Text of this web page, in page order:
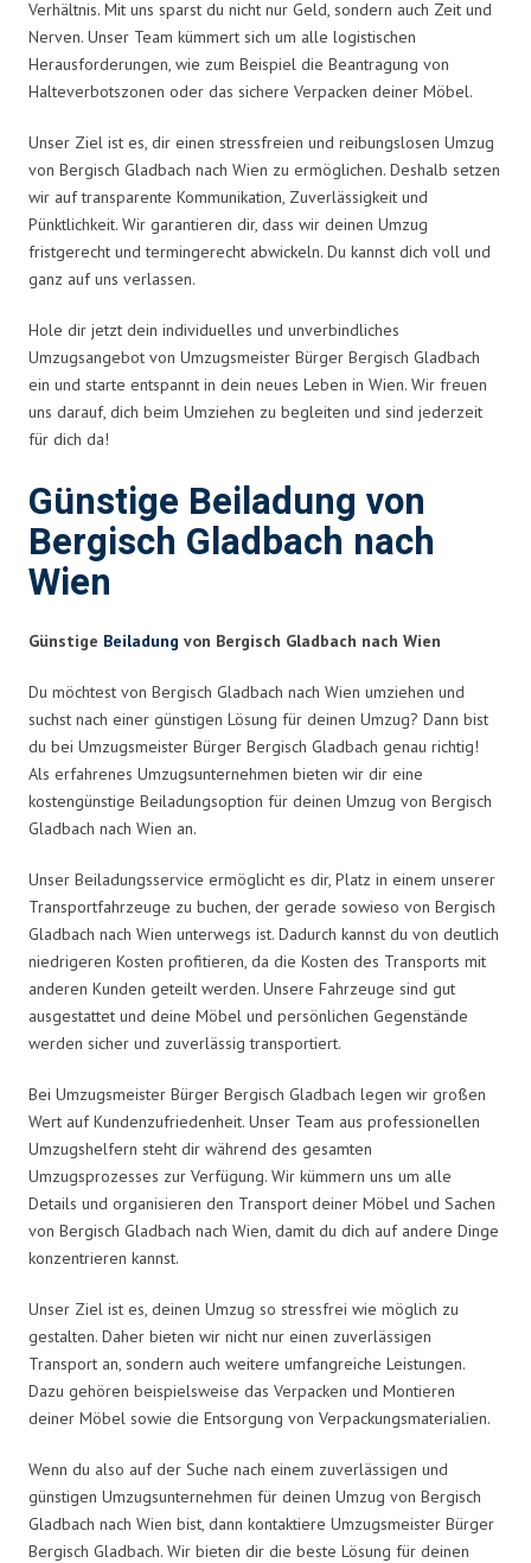
Verhältnis. Mit uns sparst du nicht nur Geld, sondern auch Zeit und
Nerven. Unser Team kümmert sich um alle logistischen
Herausforderungen, wie zum Beispiel die Beantragung von
Halteverbotszonen oder das sichere Verpacken deiner Möbel.
Unser Ziel ist es, dir einen stressfreien und reibungslosen Umzug
von Bergisch Gladbach nach Wien zu ermöglichen. Deshalb setzen
wir auf transparente Kommunikation, Zuverlässigkeit und
Pünktlichkeit. Wir garantieren dir, dass wir deinen Umzug
fristgerecht und termingerecht abwickeln. Du kannst dich voll und
ganz auf uns verlassen.
Hole dir jetzt dein individuelles und unverbindliches
Umzugsangebot von Umzugsmeister Bürger Bergisch Gladbach
ein und starte entspannt in dein neues Leben in Wien. Wir freuen
uns darauf, dich beim Umziehen zu begleiten und sind jederzeit
für dich da!
Günstige Beiladung von
Bergisch Gladbach nach
Wien
Günstige Beiladung von Bergisch Gladbach nach Wien
Du möchtest von Bergisch Gladbach nach Wien umziehen und
suchst nach einer günstigen Lösung für deinen Umzug? Dann bist
du bei Umzugsmeister Bürger Bergisch Gladbach genau richtig!
Als erfahrenes Umzugsunternehmen bieten wir dir eine
kostengünstige Beiladungsoption für deinen Umzug von Bergisch
Gladbach nach Wien an.
Unser Beiladungsservice ermöglicht es dir, Platz in einem unserer
Transportfahrzeuge zu buchen, der gerade sowieso von Bergisch
Gladbach nach Wien unterwegs ist. Dadurch kannst du von deutlich
niedrigeren Kosten profitieren, da die Kosten des Transports mit
anderen Kunden geteilt werden. Unsere Fahrzeuge sind gut
ausgestattet und deine Möbel und persönlichen Gegenstände
werden sicher und zuverlässig transportiert.
Bei Umzugsmeister Bürger Bergisch Gladbach legen wir großen
Wert auf Kundenzufriedenheit. Unser Team aus professionellen
Umzugshelfern steht dir während des gesamten
Umzugsprozesses zur Verfügung. Wir kümmern uns um alle
Details und organisieren den Transport deiner Möbel und Sachen
von Bergisch Gladbach nach Wien, damit du dich auf andere Dinge
konzentrieren kannst.
Unser Ziel ist es, deinen Umzug so stressfrei wie möglich zu
gestalten. Daher bieten wir nicht nur einen zuverlässigen
Transport an, sondern auch weitere umfangreiche Leistungen.
Dazu gehören beispielsweise das Verpacken und Montieren
deiner Möbel sowie die Entsorgung von Verpackungsmaterialien.
Wenn du also auf der Suche nach einem zuverlässigen und
günstigen Umzugsunternehmen für deinen Umzug von Bergisch
Gladbach nach Wien bist, dann kontaktiere Umzugsmeister Bürger
Bergisch Gladbach. Wir bieten dir die beste Lösung für deinen